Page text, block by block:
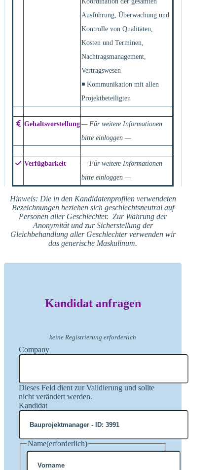
Ausführung, Überwachung und
Kontrolle von Qualitäten,
Kosten und Terminen,
Nachtragsmanagement,
Vertragswesen
◾ Kommunikation mit allen
Projektbeteiligten
Gehaltsvorstellung — Für weitere Informationen
bitte einloggen —
Verfügbarkeit
— Für weitere Informationen
bitte einloggen —
Hinweis: Die in den Kandidatenprofilen verwendeten
Bezeichnungen beziehen sich geschlechtsneutral auf
Personen aller Geschlechter. Zur Wahrung der
Anonymität und zur Sicherstellung der
Gleichbehandlung aller Geschlechter verwenden wir
das generische Maskulinum.
Kandidat anfragen
keine Registrierung erforderlich
Company
Dieses Feld dient zur Validierung und sollte
nicht verändert werden.
Kandidat
Name(erforderlich)